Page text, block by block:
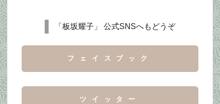
「板坂耀子」 公式SNSへもどうぞ
フェイスブック
ツイッター